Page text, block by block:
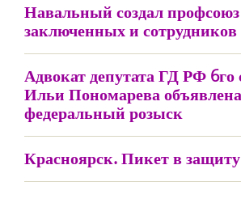
Навальный создал
заключенных и
Адвокат депутата ГД РФ 6го
Ильи Пономарева
федеральный розыск
Красноярск. Пикет в